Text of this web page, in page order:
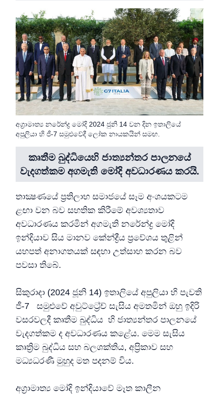
අග්‍රාමාත්‍ය නරේන්ද්‍ර මෝදි 2024 ජුනි 14 වන දින ඉතාලියේ
අපුලියා හි ජී-7 සමුළුවේදී ලෝක නායකයින් සමඟ.
කෘතීම බුද්ධියෙහි ජාත්‍යන්තර පාලනයේ
වැදගත්කම අගමැති මෝදි අවධාරණය කරයි.
තාක්‍ෂණයේ ප්‍රතිලාභ සමාජයේ සෑම අංශයකටම
ළඟා වන බව සහතික කිරීමේ අවශ්‍යතාව
අවධාරණය කරමින් අගමැති නරේන්ද්‍ර මෝදි
ඉන්දියාව සිය මානව කේන්ද්‍රීය ප්‍රවේශය තුළින්
යහපත් අනාගතයක් සඳහා උත්සාහ කරන බව
පවසා තිබේ.
සිකුරාදා (2024 ජූනි 14) ඉතාලියේ අපුලියා හි පැවති
ජී-7 සමුළුවේ අවුට්ට්‍රේච් සැසිය අමතමින් ඔහු ඉදිරි
වසරවලදී කෘතීම බුද්ධිය හි ජාත්‍යන්තර පාලනයේ
වැදගත්කම ද අවධාරණය කළේය. මෙම සැසිය
කෘත්‍රිම බුද්ධිය සහ බලශක්තිය, අප්‍රිකාව සහ
මධ්‍යධරණී මුහුද මත පදනම් විය.
අග්‍රාමාත්‍ය මෝදි ඉන්දියාවේ මෑත කාලීන